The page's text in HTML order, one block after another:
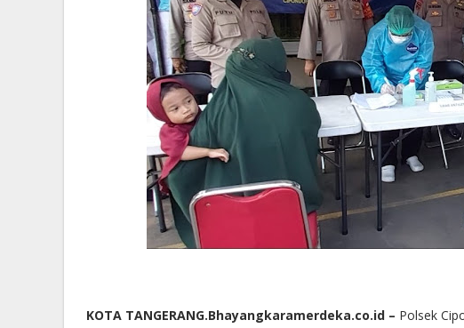
KOTA TANGERANG.Bhayangkaramerdeka.co.id – Polsek